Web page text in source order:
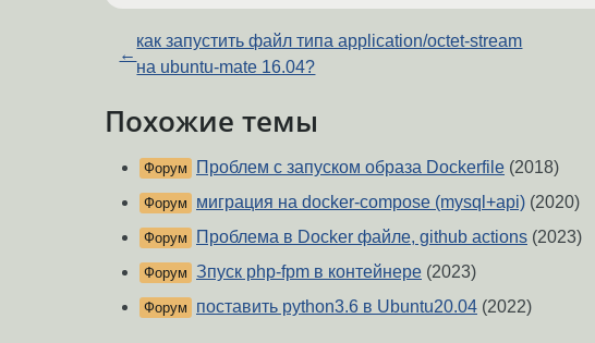
←
как запустить файл типа application/octet-stream
на ubuntu-mate 16.04?
Похожие темы
Форум Проблем с запуском образа Dockerfile (2018)
Форум миграция на docker-compose (mysql+api) (2020)
Форум Проблема в Docker файле, github actions (2023)
Форум Зпуск php-fpm в контейнере (2023)
Форум поставить python3.6 в Ubuntu20.04 (2022)